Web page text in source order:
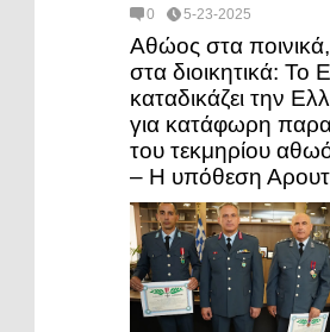
0 5-23-2025
Αθώος στα
στα διοικητικά: Το
καταδικάζει την
για κατάφωρη
του τεκμηρίου
– Η υπόθεση